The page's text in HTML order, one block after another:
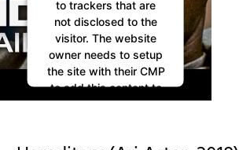
to trackers that are
not disclosed to the
visitor. The website
owner needs to setup
the site with their CMP
to add this content to
the list of technologies